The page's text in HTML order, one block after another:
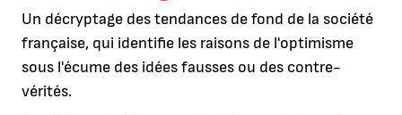
Un décryptage des tendances de fond de la société
française, qui identifie les raisons de l'optimisme
sous l'écume des idées fausses ou des contre-
vérités.